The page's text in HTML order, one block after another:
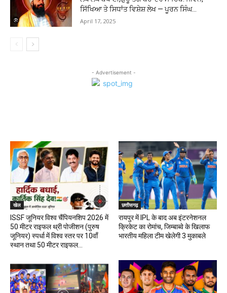
ਸਿੱਖਿਆ ਤੇ ਸਿਧਾਂਤ ਵਿਸ਼ੇਸ਼ ਲੇਖ — ਪੂਰਨ ਸਿੰਘ...
April 17, 2025
- Advertisement -
खेल
ISSF जूनियर विश्व चैंपियनशिप 2026 में
50 मीटर राइफल थ्री पोजीशन (पुरुष
जूनियर) स्पर्धा में विश्व स्तर पर 10वाँ
स्थान तथा 50 मीटर राइफल...
छत्तीसगढ़
रायपुर में IPL के बाद अब इंटरनेशनल
क्रिकेट का रोमांच, जिम्बाब्वे के खिलाफ
भारतीय महिला टीम खेलेगी 3 मुकाबले